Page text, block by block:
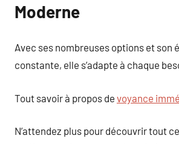
Moderne
Avec ses nombreuses options et son
constante, elle s’adapte à chaque
Tout savoir à propos de voyance
N’attendez plus pour découvrir tout